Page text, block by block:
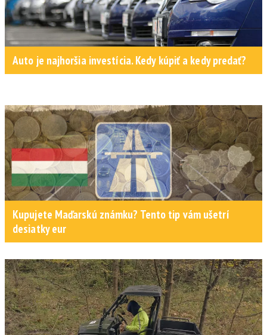
Auto je najhoršia investícia. Kedy kúpiť a kedy predať?
Kupujete Maďarskú známku? Tento tip vám ušetrí
desiatky eur